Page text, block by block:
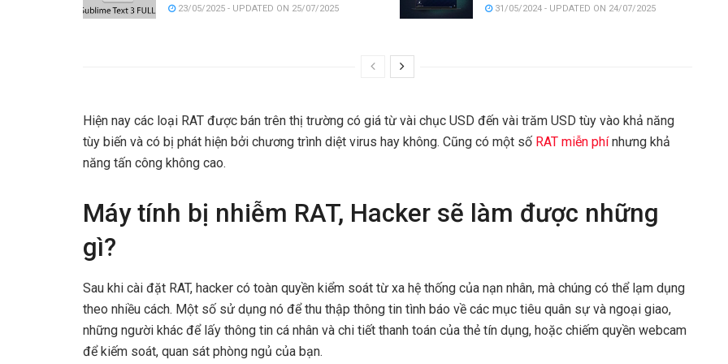
23/05/2025 - UPDATED ON 25/07/2025 31/05/2024 - UPDATED ON 24/07/2025
Hiện nay các loại RAT được bán trên thị trường có giá từ vài chục USD đến vài trăm USD tùy vào khả năng
tùy biến và có bị phát hiện bởi chương trình diệt virus hay không. Cũng có một số RAT miễn phínhưng khả
năng tấn công không cao.
Máy tính bị nhiễm RAT, Hacker sẽ làm được những
gì?
Sau khi cài đặt RAT, hacker có toàn quyền kiểm soát từ xa hệ thống của nạn nhân, mà chúng có thể lạm dụng
theo nhiều cách. Một số sử dụng nó để thu thập thông tin tình báo về các mục tiêu quân sự và ngoại giao,
những người khác để lấy thông tin cá nhân và chi tiết thanh toán của thẻ tín dụng, hoặc chiếm quyền webcam
để kiếm soát, quan sát phòng ngủ của bạn.